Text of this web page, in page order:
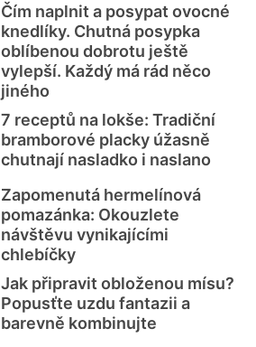
Čím naplnit a posypat ovocné
knedlíky. Chutná posypka
oblíbenou dobrotu ještě
vylepší. Každý má rád něco
jiného
7 receptů na lokše: Tradiční
bramborové placky úžasně
chutnají nasladko i naslano
Zapomenutá hermelínová
pomazánka: Okouzlete
návštěvu vynikajícími
chlebíčky
Jak připravit obloženou mísu?
Popusťte uzdu fantazii a
barevně kombinujte